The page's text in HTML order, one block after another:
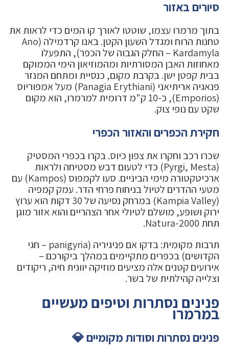
סיורים באזור
בתוך מרמרו עצמו, שוטטו לאורך קו המים כדי לראות את
טחנות הרוח ומגדל השעון הקטן. באנו קרדמילה (Ano
Kardamyla – החלק הגבוה של הכפר), התפעלו
מאחוזות האבן המסורתיות ומהמוזיאון הימי הממוקם
בבית קפטן ישן. בקרבת מקום, כנסיית ומתחם המנזר
פנאגיה אריתיאני (Panagia Erythiani) מעל אמפוריוס
(Emporios), כ-10 ק"מ דרומית למרמרו, הוא מקום
שקט עם נופי צוק.
חקירת הכפרים והאזור הכפרי
שכרו רכב וחקרו את צפון כיוס. בקרו בכפרי המסטיק
(Pyrgi, Mesta) כדי לטעום דבש מסטיחה ולראות
ארכיטקטורה מימי הביניים. סעו לקמפוס (Kampos) עם
מטעי ההדרים לטיול בניחוח פרחי הדר. עמק קמפיה
(Kampia Valley) במרחק נסיעה של 30 דקות הוא ערוץ
ירוק ושופע, מושלם לטיולי אחר הצהריים והוא אזור מוגן
תחת Natura-2000.
תרבות מקומית: בדקו אם פניגיריה (panigyria – חגי
הקדושים) בכפרים מתקיימים במהלך ביקורכם –
אירועים קטנים אלה מציעים מוזיקה יוונית חיה, ריקודים
וצלייה קהילתית של בשר.
פנינים נסתרות וטיפים מעשיים
במרמרו
פנינים נסתרות וסודות מקומיים 💎